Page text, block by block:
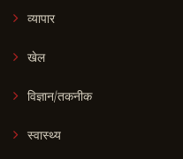
व्यापार
खेल
विज्ञान/तकनीक
स्वास्थ्य